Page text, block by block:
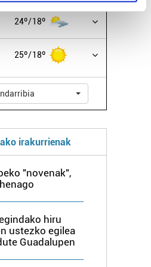
your personal data is processed
datu pertsonalak
zenbakia, besteak beste,
adibidez, iragarki eta eduki
iragarkiak eta edukia
datuak nork eta zertarako
baimenik eskatzen, eta beren
babesten dira. Ikusi gure
ustez zein helburutarako
horren aurka nola egin
prozesatzeko moduari
24º 18º
25º 18º
irakurrienak
"novenak",
hiru
ustezko egilea
Guadalupen